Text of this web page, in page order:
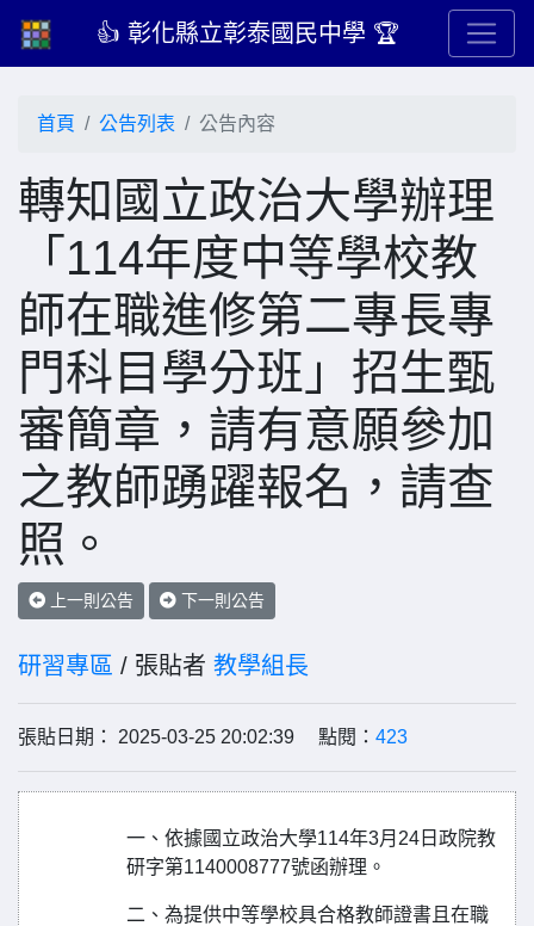
👍 彰化縣立彰泰國民中學 🏆
首頁 公告列表 公告內容
轉知國立政治大學辦理
「114年度中等學校教
師在職進修第二專長專
門科目學分班」招生甄
審簡章，請有意願參加
之教師踴躍報名，請查
照。
上一則公告 下一則公告
研習專區 / 張貼者 教學組長
張貼日期： 2025-03-25 20:02:39 點閱： 423
一、依據國立政治大學114年3月24日政院教
研字第1140008777號函辦理。
二、為提供中等學校具合格教師證書且在職